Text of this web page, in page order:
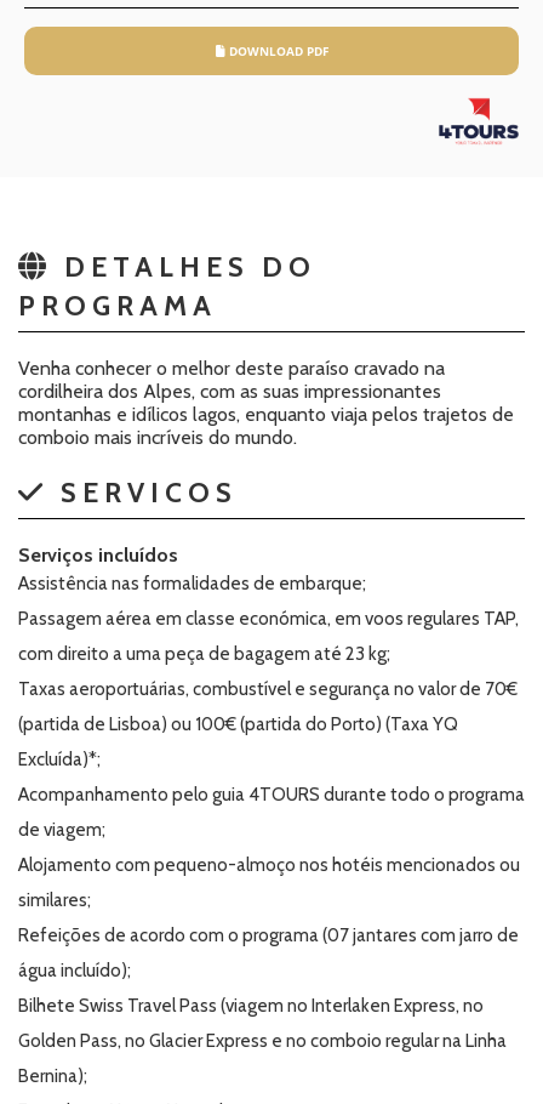
DOWNLOAD PDF
DETALHES DO
PROGRAMA
Venha conhecer o melhor deste paraíso cravado na
cordilheira dos Alpes, com as suas impressionantes
montanhas e idílicos lagos, enquanto viaja pelos trajetos de
comboio mais incríveis do mundo.
SERVICOS
Serviços incluídos
Assistência nas formalidades de embarque;
Passagem aérea em classe económica, em voos regulares TAP,
com direito a uma peça de bagagem até 23 kg;
Taxas aeroportuárias, combustível e segurança no valor de 70€
(partida de Lisboa) ou 100€ (partida do Porto) (Taxa YQ
Excluída)*;
Acompanhamento pelo guia 4TOURS durante todo o programa
de viagem;
Alojamento com pequeno-almoço nos hotéis mencionados ou
similares;
Refeições de acordo com o programa (07 jantares com jarro de
água incluído);
Bilhete Swiss Travel Pass (viagem no Interlaken Express, no
Golden Pass, no Glacier Express e no comboio regular na Linha
Bernina);